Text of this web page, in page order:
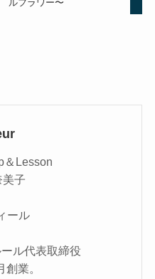
ルフラワー〜
＆Lesson
美子
ール
ル代表取締役
業。